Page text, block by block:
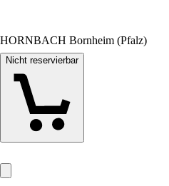
HORNBACH Bornheim (Pfalz)
Nicht reservierbar